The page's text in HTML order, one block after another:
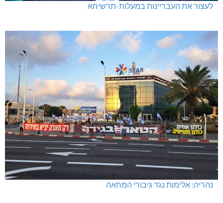
לעצור את העבריינות במעלות-תרשיחא
נהריה: אלימות נגד גיבורי המחאה